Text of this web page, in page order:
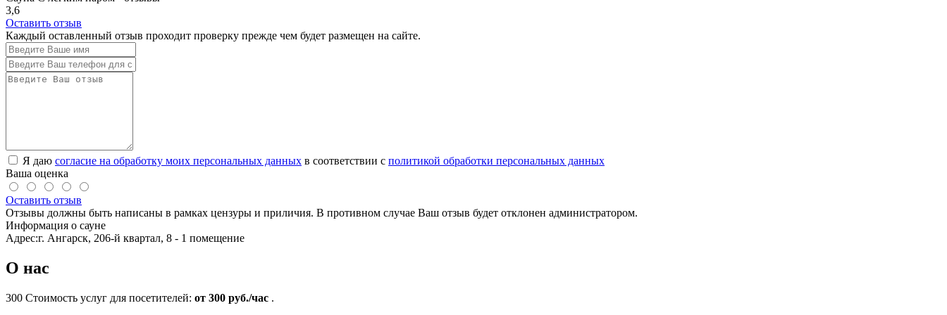
3,6
Оставить отзыв
Каждый оставленный отзыв проходит проверку прежде чем будет размещен на сайте.
Я даю согласие на обработку моих персональных данных в соответствии с политикой обработки персональных данных
Ваша оценка
Оставить отзыв
Отзывы должны быть написаны в рамках цензуры и приличия. В противном случае Ваш отзыв будет отклонен администратором.
Информация о сауне
Адрес:г. Ангарск, 206-й квартал, 8 - 1 помещение
О нас
300 Стоимость услуг для посетителей: от 300 руб./час .